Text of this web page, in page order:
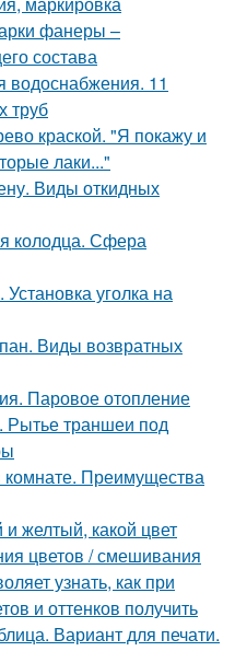
фанеры –
состава
водоснабжения. 11
труб
краской. "Я покажу и
лаки..."
Виды откидных
колодца. Сфера
уголка на
Виды возвратных
Паровое отопление
Рытье траншеи под
Преимущества
желтый, какой цвет
цветов / смешивания
узнать, как при
и оттенков получить
Вариант для печати.